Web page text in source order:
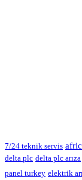
7/24 teknik servis
delta plc delta plc arıza
panel turkey elektrik